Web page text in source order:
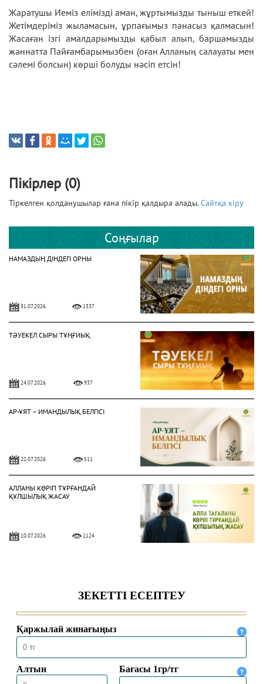
Жаратушы Иеміз елімізді аман, жұртымызды тыныш еткей!
Жетімдеріміз жыламасын, ұрпағымыз панасыз қалмасын!
Жасаған ізгі амалдарымызды қабыл алып, баршамызды
жәннатта Пайғамбарымызбен (оған Алланың салауаты мен
сәлемі болсын) көрші болуды нәсіп етсін!
Пікірлер (0)
Тіркелген қолданушылар ғана пікір қалдыра алады.Сайтқа кіру
Соңғылар
НАМАЗДЫҢ ДІНДЕГІ ОРНЫ
31.07.2026 1337
ТӘУЕКЕЛ СЫРЫ ТҰҢҒИЫҚ
24.07.2026 937
АР-ҰЯТ – ИМАНДЫЛЫҚ БЕЛГІСІ
22.07.2026 511
АЛЛАНЫ КӨРІП ТҰРҒАНДАЙ
ҚҰЛШЫЛЫҚ ЖАСАУ
10.07.2026 1124
03.07.2026 1028
НЕКЕ – САЛАУАТТЫ ӨМІР ШАРТЫ